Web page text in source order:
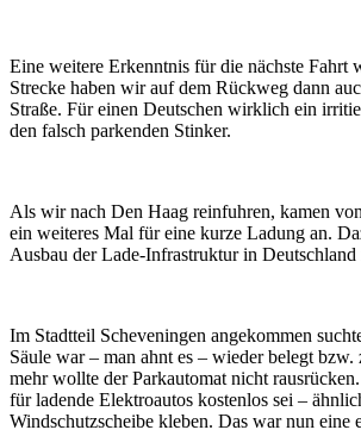
Eine weitere Erkenntnis für die nächste Fahrt
Strecke haben wir auf dem Rückweg dann
Straße. Für einen Deutschen wirklich ein
den falsch parkenden Stinker.
Als wir nach Den Haag reinfuhren, kamen
ein weiteres Mal für eine kurze Ladung an.
Ausbau der Lade-Infrastruktur in
Im Stadtteil Scheveningen angekommen
Säule war – man ahnt es – wieder belegt
mehr wollte der Parkautomat nicht
für ladende Elektroautos kostenlos sei –
Windschutzscheibe kleben. Das war nun eine